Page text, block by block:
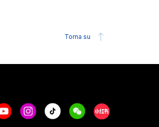
Torna su
Instagram
Tiktok WeechatXiaohongshu/